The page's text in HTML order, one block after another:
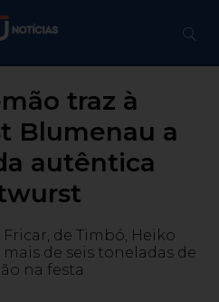
traz à
Blumenau a
autêntica
de Timbó, Heiko
de seis toneladas de
na festa